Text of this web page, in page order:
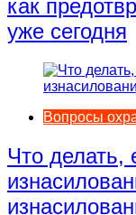
как
уже сегодня
Вопросы
Что делать,